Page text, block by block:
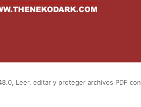
Leer, editar y proteger archivos PDF con